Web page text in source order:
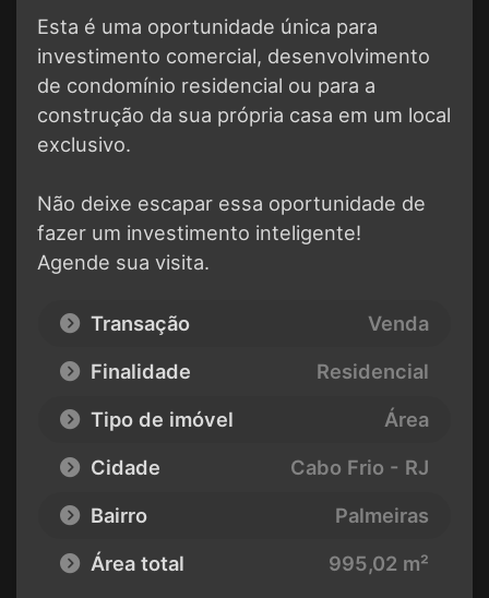
Esta é uma oportunidade única para
investimento comercial, desenvolvimento
de condomínio residencial ou para a
construção da sua própria casa em um local
exclusivo.
Não deixe escapar essa oportunidade de
fazer um investimento inteligente!
Agende sua visita.
Transação
Venda
Finalidade
Residencial
Tipo de imóvel
Área
Cidade
Cabo Frio - RJ
Bairro
Palmeiras
Área total
995,02 m²